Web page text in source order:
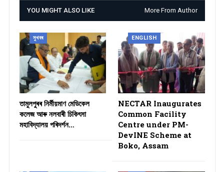
YOU MIGHT ALSO LIKE More From Author
সুখবৰ
তামুলপুৰৰ নিৰ্মীয়মাণ মেডিকেল
কলেজ আৰু নলবাৰী চিকিৎসা
মহাবিদ্যালয় পৰিদৰ্শন…
ENGLISH
NECTAR Inaugurates
Common Facility
Centre under PM-
DevINE Scheme at
Boko, Assam